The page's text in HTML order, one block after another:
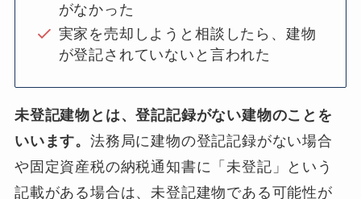
がなかった
実家を売却しようと相談したら、建物
が登記されていないと言われた
未登記建物とは、登記記録がない建物のことを
いいます。 法務局に建物の登記記録がない場合
や固定資産税の納税通知書に「未登記」という
記載がある場合は、未登記建物である可能性が